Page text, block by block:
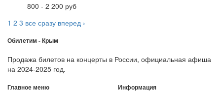
800 - 2 200 руб
1 2 3 все сразу вперед ›
Обилетим -Крым
Продажа билетов на концерты в России, официальная афиша
на 2024-2025 год.
Главное меню Информация